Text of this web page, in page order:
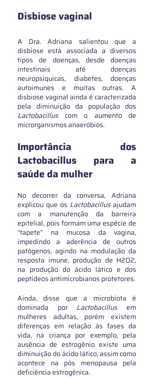
Disbiose vaginal
A Dra. Adriana salientou que a
disbiose está associada a diversos
tipos de doenças, desde doenças
intestinais até doenças
neuropsíquicas, diabetes, doenças
autoimunes e muitas outras. A
disbiose vaginal ainda é caracterizada
Lactobacillus com o aumento de
microrganismos anaeróbios.
Importância dos
Lactobacillus para a
saúde da mulher
No decorrer da conversa, Adriana
explicou que os Lactobacillus ajudam
com a manutenção da barreira
epitelial, pois formam uma espécie de
“tapete” na mucosa da vagina,
impedindo a aderência de outros
patógenos, agindo na modulação da
resposta imune, produção de H2O2,
na produção do ácido lático e dos
peptídeos antimicrobianos protetores.
Ainda, disse que a microbiota é
dominada por Lactobacillus em
mulheres adultas, porém existem
diferenças em relação às fases da
vida, na criança por exemplo, pela
ausência de estrogênio existe uma
diminuição do ácido lático, assim como
acontece na pós menopausa pela
deficiência estrogênica.